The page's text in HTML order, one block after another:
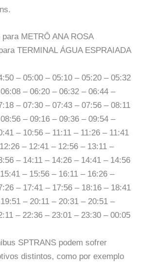
METRÔ ANA ROSA
TERMINAL ÁGUA ESPRAIADA
– 05:00 – 05:10 – 05:20 – 05:32
– 06:20 – 06:32 – 06:44 –
– 07:30 – 07:43 – 07:56 – 08:11
– 09:16 – 09:36 – 09:54 –
– 10:56 – 11:11 – 11:26 – 11:41
– 12:41 – 12:56 – 13:11 –
– 14:11 – 14:26 – 14:41 – 14:56
– 15:56 – 16:11 – 16:26 –
– 17:41 – 17:56 – 18:16 – 18:41
– 20:11 – 20:31 – 20:51 –
– 22:36 – 23:01 – 23:30 – 00:05
SPTRANS podem sofrer
distintos, como por exemplo